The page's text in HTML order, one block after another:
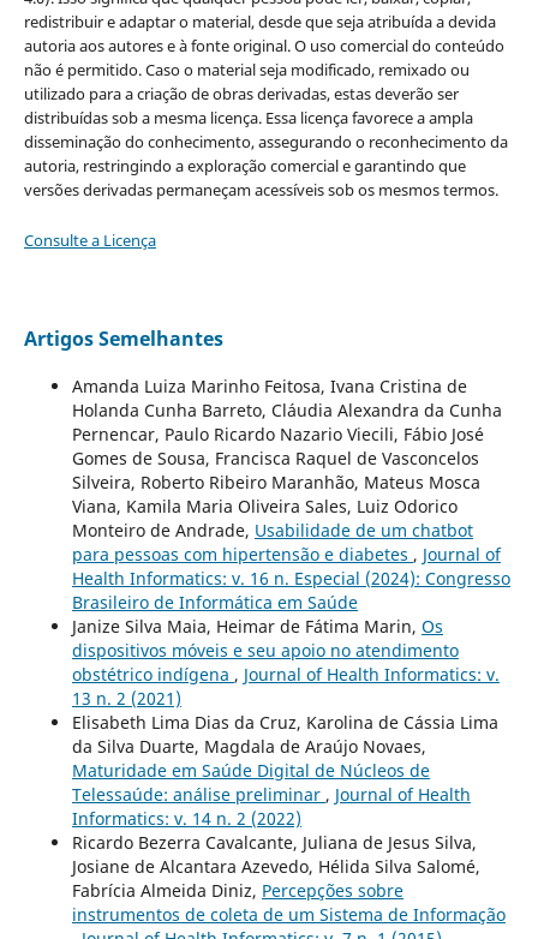
redistribuir e adaptar o material, desde que seja atribuída a devida
autoria aos autores e à fonte original. O uso comercial do conteúdo
não é permitido. Caso o material seja modificado, remixado ou
utilizado para a criação de obras derivadas, estas deverão ser
distribuídas sob a mesma licença. Essa licença favorece a ampla
disseminação do conhecimento, assegurando o reconhecimento da
autoria, restringindo a exploração comercial e garantindo que
versões derivadas permaneçam acessíveis sob os mesmos termos.
Consulte a Licença
Artigos Semelhantes
Amanda Luiza Marinho Feitosa, Ivana Cristina de
Holanda Cunha Barreto, Cláudia Alexandra da Cunha
Pernencar, Paulo Ricardo Nazario Viecili, Fábio José
Gomes de Sousa, Francisca Raquel de Vasconcelos
Silveira, Roberto Ribeiro Maranhão, Mateus Mosca
Viana, Kamila Maria Oliveira Sales, Luiz Odorico
Monteiro de Andrade, Usabilidade de um chatbot
para pessoas com hipertensão e diabetes , Journal of
Health Informatics: v. 16 n. Especial (2024): Congresso
Brasileiro de Informática em Saúde
Janize Silva Maia, Heimar de Fátima Marin, Os
dispositivos móveis e seu apoio no atendimento
obstétrico indígena , Journal of Health Informatics: v.
13 n. 2 (2021)
Elisabeth Lima Dias da Cruz, Karolina de Cássia Lima
da Silva Duarte, Magdala de Araújo Novaes,
Maturidade em Saúde Digital de Núcleos de
Telessaúde: análise preliminar , Journal of Health
Informatics: v. 14 n. 2 (2022)
Ricardo Bezerra Cavalcante, Juliana de Jesus Silva,
Josiane de Alcantara Azevedo, Hélida Silva Salomé,
Fabrícia Almeida Diniz, Percepções sobre
instrumentos de coleta de um Sistema de Informação